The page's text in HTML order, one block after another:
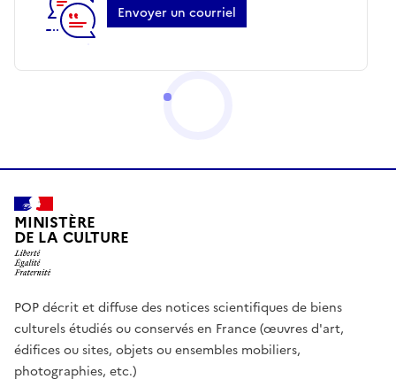
Envoyer un courriel
MINISTÈRE
DE LA CULTURE
POP décrit et diffuse des notices scientifiques de biens
culturels étudiés ou conservés en France (œuvres d'art,
édifices ou sites, objets ou ensembles mobiliers,
photographies, etc.)